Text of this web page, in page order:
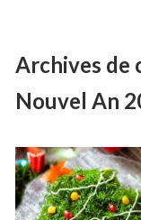
Archives de
Nouvel An